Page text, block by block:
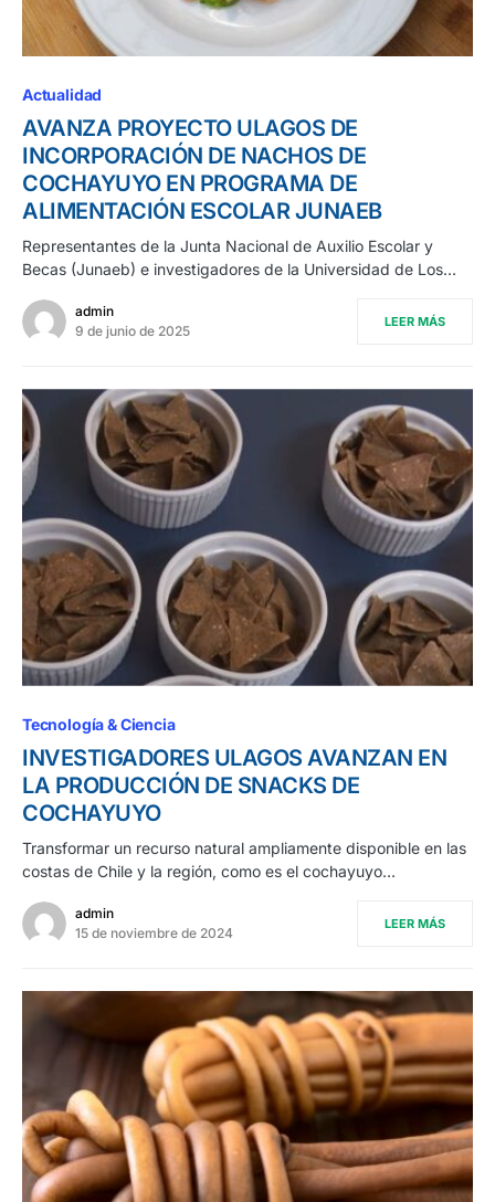
Actualidad
AVANZA PROYECTO ULAGOS DE
INCORPORACIÓN DE NACHOS DE
COCHAYUYO EN PROGRAMA DE
ALIMENTACIÓN ESCOLAR JUNAEB
Representantes de la Junta Nacional de Auxilio Escolar y
Becas (Junaeb) e investigadores de la Universidad de Los…
admin
9 de junio de 2025
LEER MÁS
Tecnología & Ciencia
INVESTIGADORES ULAGOS AVANZAN EN
LA PRODUCCIÓN DE SNACKS DE
COCHAYUYO
Transformar un recurso natural ampliamente disponible en las
costas de Chile y la región, como es el cochayuyo…
admin
15 de noviembre de 2024
LEER MÁS